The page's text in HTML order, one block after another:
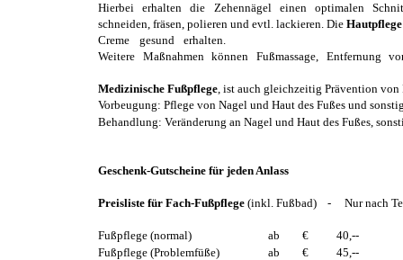
Hierbei erhalten die Zehennägel einen optimalen
schneiden, fräsen, polieren und evtl. lackieren. Die
Creme gesund erhalten.
Weitere Maßnahmen können Fußmassage, Entfernung
Medizinische Fußpflege, ist auch gleichzeitig Prävention von
Vorbeugung: Pflege von Nagel und Haut des Fußes und
Behandlung: Veränderung an Nagel und Haut des Fußes,
Geschenk-Gutscheine für jeden Anlass
Preisliste für Fach-Fußpflege (inkl. Fußbad)    -     Nur nach
Fußpflege (normal) ab €
40,--
Fußpflege (Problemfüße)
ab €
45,--